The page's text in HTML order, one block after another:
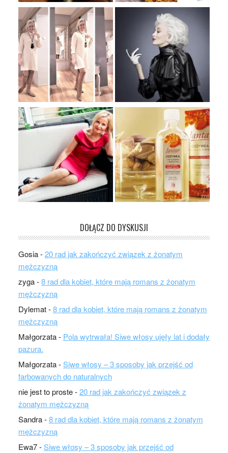
DOŁĄCZ DO DYSKUSJI
Gosia-20 rad jak zakończyć związek z żonatym
mężczyzną
zyga-8 rad dla kobiet, które mają romans z żonatym
mężczyzną
Dylemat-8 rad dla kobiet, które mają romans z żonatym
mężczyzną
Małgorzata- Pola wytrwała! Siwe włosy ujęły lat i dodały
pazura.
Małgorzata-Siwe włosy – 3 sposoby jak przejść od
farbowanych do naturalnych
nie jest to proste-20 rad jak zakończyć związek z
żonatym mężczyzną
Sandra-8 rad dla kobiet, które mają romans z żonatym
mężczyzną
Ewa7-Siwe włosy – 3 sposoby jak przejść od